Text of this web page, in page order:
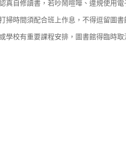
真自修讀書，若吵鬧喧嘩、違規使用
掃時間須配合班上作息，不得逗留圖書
學校有重要課程安排，圖書館得臨時